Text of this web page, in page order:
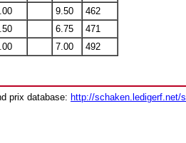
9.50
462
6.75
471
7.00 492
prix database: http://schaken.ledigerf.net/